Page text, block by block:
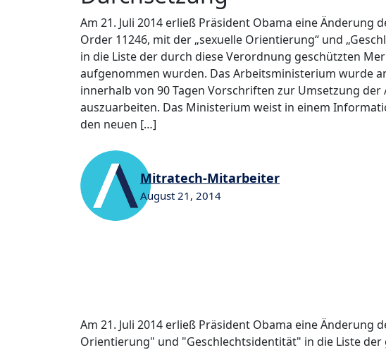
Am 21. Juli 2014 erließ Präsident Obama eine Änderung
Order 11246, mit der „sexuelle Orientierung“ und
in die Liste der durch diese Verordnung geschützten
aufgenommen wurden. Das Arbeitsministerium wurde
innerhalb von 90 Tagen Vorschriften zur Umsetzung der
auszuarbeiten. Das Ministerium weist in einem
den neuen […]
Mitratech-Mitarbeiter
August 21, 2014
Am 21. Juli 2014 erließ Präsident Obama eine
Orientierung" und "Geschlechtsidentität" in die Liste